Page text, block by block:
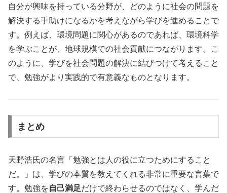
自分が興味を持っている分野が、どのように社会の問題を
解決する手助けになるかを考えながら学びを進めることで
す。例えば、環境問題に関心があるのであれば、環境科学
を学ぶことが、地球規模での社会貢献につながります。こ
のように、学びを社会問題の解決に結びつけて考えること
で、勉強がより実践的で有意義なものとなります。
まとめ
天野浩氏の名言「勉強とは人の役に立つためにすること
だ。」は、学びの本質を教えてくれる非常に重要な言葉で
す。勉強を自己満足だけで終わらせるのではなく、学んだ